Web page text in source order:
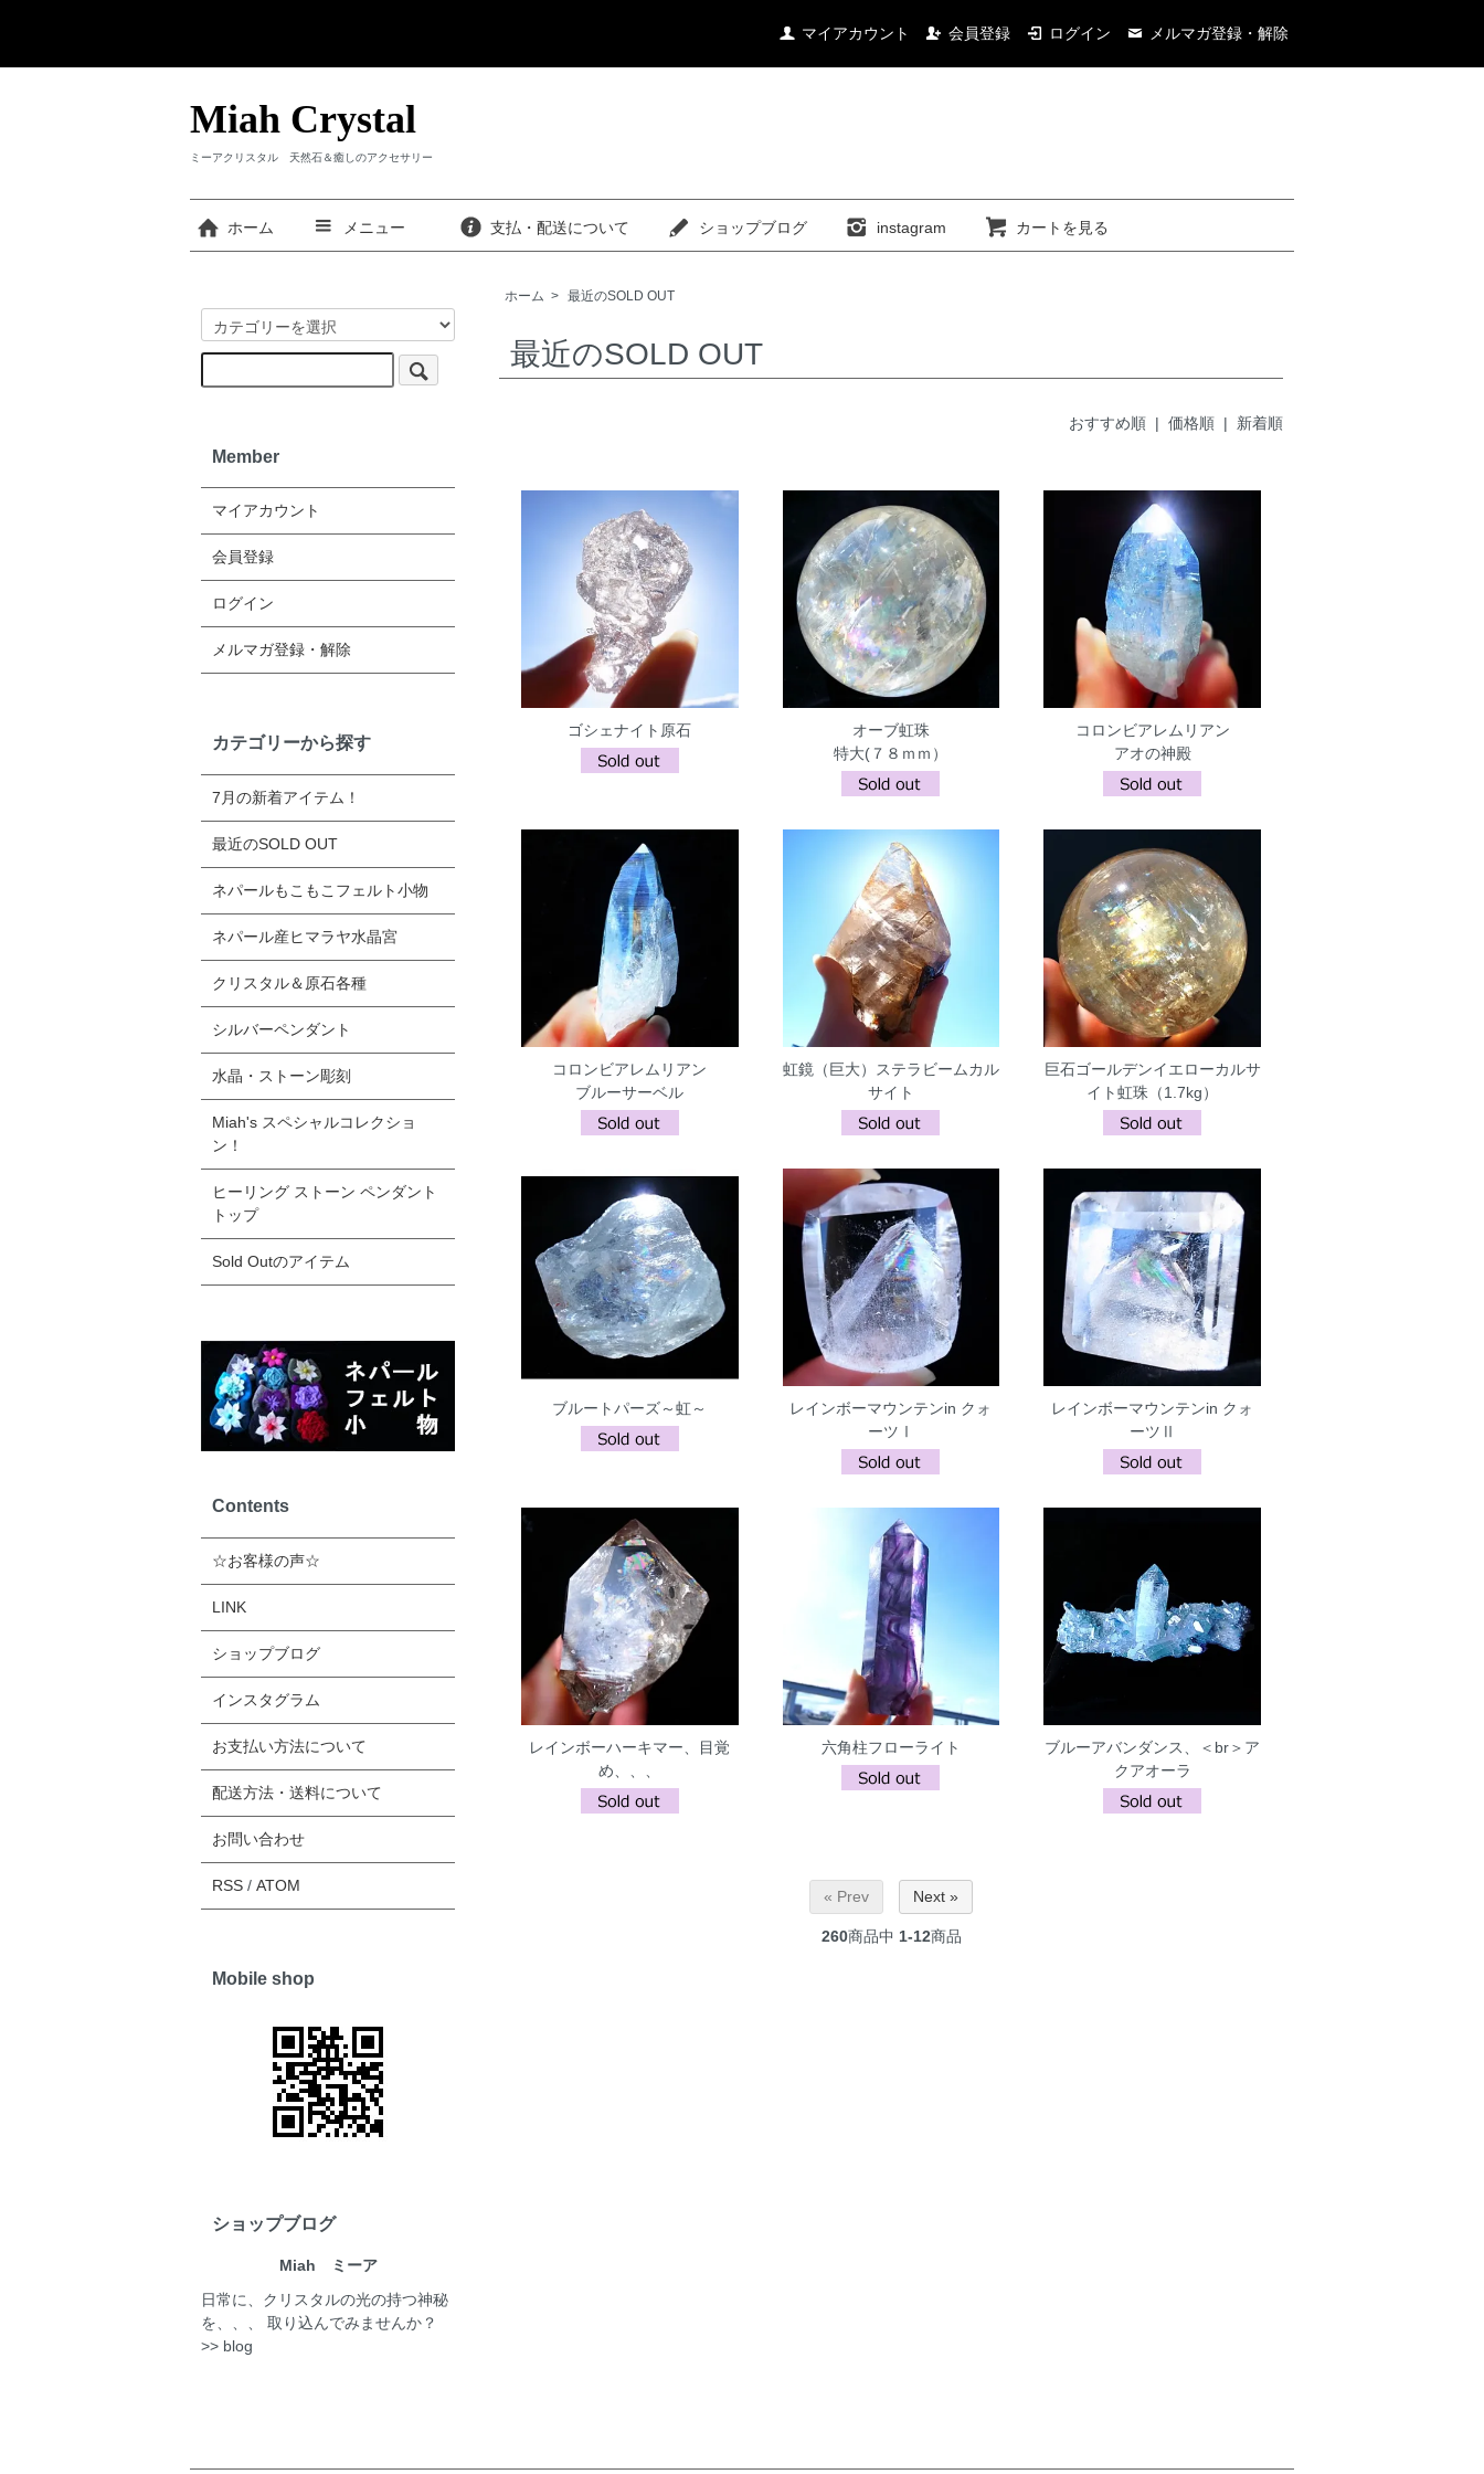
マイアカウント 会員登録 ログイン メルマガ登録・解除
Miah Crystal
ミーアクリスタル 天然石＆癒しのアクセサリー
ホーム メニュー 支払・配送について ショップブログ instagram カートを見る
ホーム > 最近のSOLD OUT
最近のSOLD OUT
おすすめ順 | 価格順 | 新着順
ゴシェナイト原石
オーブ虹珠
特大(７８ｍｍ）
コロンビアレムリアン
アオの神殿
コロンビアレムリアン
ブルーサーベル
虹鏡（巨大）ステラビームカル
サイト
巨石ゴールデンイエローカルサ
イト虹珠（1.7kg）
ブルートパーズ～虹～
レインボーマウンテンin クォ
ーツⅠ
レインボーマウンテンin クォ
ーツⅡ
レインボーハーキマー、目覚
め、、、
六角柱フローライト
ブルーアバンダンス、＜br＞ア
クアオーラ
« Prev Next »
260商品中 1-12商品
Member
マイアカウント
会員登録
ログイン
メルマガ登録・解除
カテゴリーから探す
7月の新着アイテム！
最近のSOLD OUT
ネパールもこもこフェルト小物
ネパール産ヒマラヤ水晶宮
クリスタル＆原石各種
シルバーペンダント
水晶・ストーン彫刻
Miah's スペシャルコレクショ
ン！
ヒーリング ストーン ペンダント
トップ
Sold Outのアイテム
Contents
☆お客様の声☆
LINK
ショップブログ
インスタグラム
お支払い方法について
配送方法・送料について
お問い合わせ
RSS / ATOM
Mobile shop
ショップブログ
Miah ミーア
日常に、クリスタルの光の持つ神秘
を、、、 取り込んでみませんか？
>> blog